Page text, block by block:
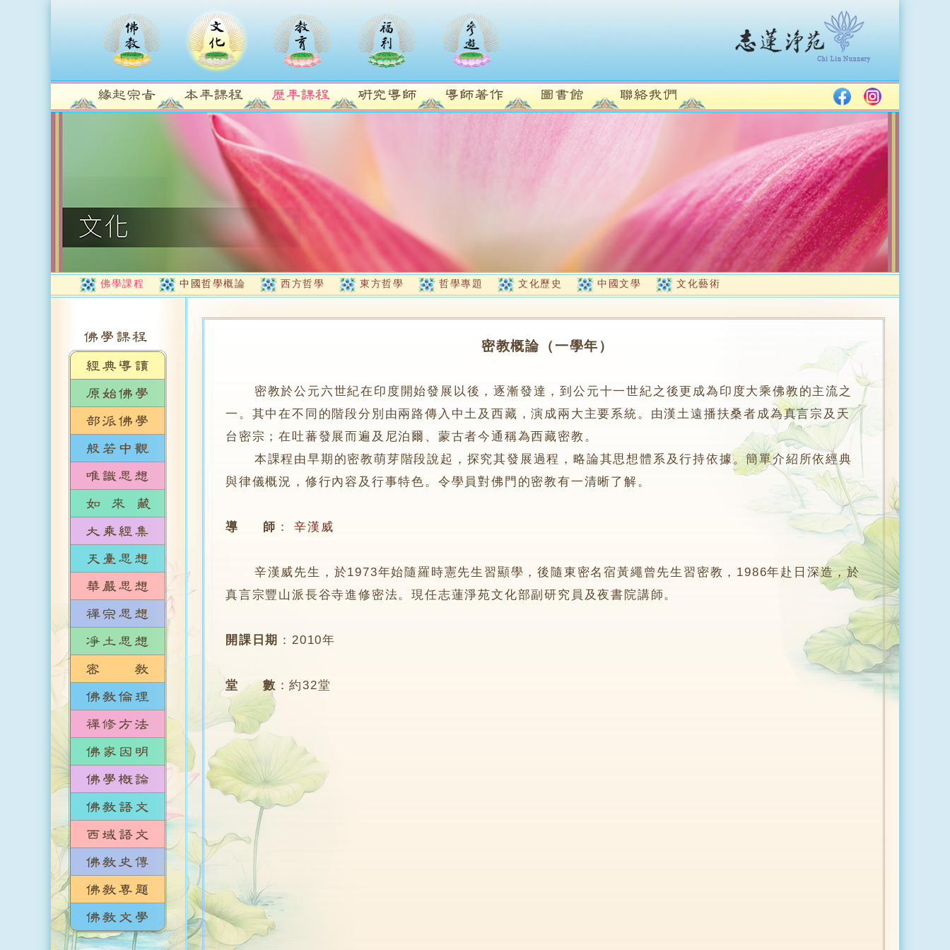
佛學課程 中國哲學概論 西方哲學 東方哲學 哲學專題 文化歷史 中國文學 文化藝術
密教概論（一學年）
密教於公元六世紀在印度開始發展以後，逐漸發達，到公元十一世紀之後更成為印度大乘佛教的主流之
一。其中在不同的階段分別由兩路傳入中土及西藏，演成兩大主要系統。由漢土遠播扶桑者成為真言宗及天
台密宗；在吐蕃發展而遍及尼泊爾、蒙古者今通稱為西藏密教。
本課程由早期的密教萌芽階段說起，探究其發展過程，略論其思想體系及行持依據。簡單介紹所依經典
與律儀概況，修行內容及行事特色。令學員對佛門的密教有一清晰了解。
導 師 ： 辛漢威
辛漢威先生，於1973年始隨羅時憲先生習顯學，後隨東密名宿黃繩曾先生習密教，1986年赴日深造，於
真言宗豐山派長谷寺進修密法。現任志蓮淨苑文化部副研究員及夜書院講師。
開課日期 ：2010年
堂 數 ：約32堂